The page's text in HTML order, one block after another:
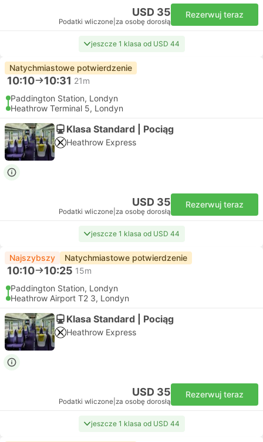
USD 35
Podatki wliczone za osobę dorosłą
Rezerwuj teraz
jeszcze 1 klasa od USD 44
Natychmiastowe potwierdzenie
10:10 10:31 21m
Paddington Station, Londyn
Heathrow Terminal 5, Londyn
Klasa Standard | Pociąg
Heathrow Express
USD 35
Podatki wliczone za osobę dorosłą
Rezerwuj teraz
jeszcze 1 klasa od USD 44
Najszybszy Natychmiastowe potwierdzenie
10:10 10:25 15m
Paddington Station, Londyn
Heathrow Airport T2 3, Londyn
Klasa Standard | Pociąg
Heathrow Express
USD 35
Podatki wliczone za osobę dorosłą
Rezerwuj teraz
jeszcze 1 klasa od USD 44